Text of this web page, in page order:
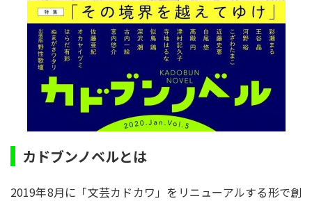
カドブンノベルとは
2019年8月に「文芸カドカワ」をリニューアルする形で創